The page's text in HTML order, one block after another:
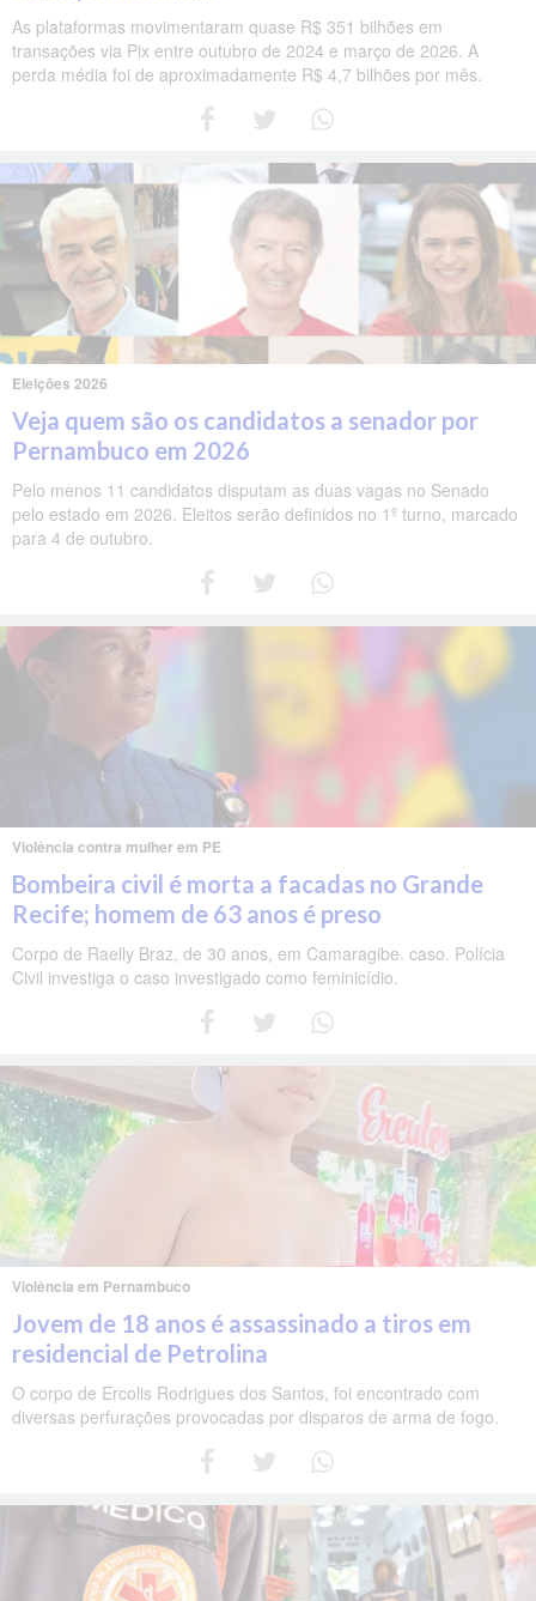
As plataformas movimentaram quase R$ 351 bilhões em
transações via Pix entre outubro de 2024 e março de 2026. A
perda média foi de aproximadamente R$ 4,7 bilhões por mês.
Eleições 2026
Veja quem são os candidatos a senador por
Pernambuco em 2026
Pelo menos 11 candidatos disputam as duas vagas no Senado
pelo estado em 2026. Eleitos serão definidos no 1º turno, marcado
para 4 de outubro.
Violência contra mulher em PE
Bombeira civil é morta a facadas no Grande
Recife; homem de 63 anos é preso
Corpo de Raelly Braz, de 30 anos, em Camaragibe. caso. Polícia
Civil investiga o caso investigado como feminicídio.
Violência em Pernambuco
Jovem de 18 anos é assassinado a tiros em
residencial de Petrolina
O corpo de Ercolis Rodrigues dos Santos, foi encontrado com
diversas perfurações provocadas por disparos de arma de fogo.